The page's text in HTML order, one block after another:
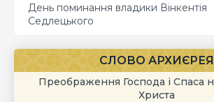
День поминання владики Вінкентія
Седлецького
СЛОВО АРХИЄРЕЯ
Преображення Господа і Спаса
Христа